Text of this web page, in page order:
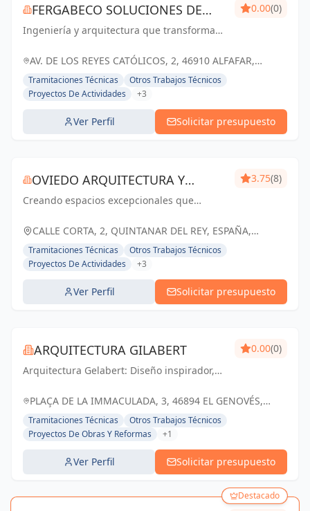
FERGABECO SOLUCIONES DE
INGENIERÍA
Ingeniería y arquitectura que transforma
futuro de Valencia.
0.00(0)
AV. DE LOS REYES CATÓLICOS, 2, 46910 ALFAFAR,
VALENCIA, ESPAÑA, España
Tramitaciones Técnicas
Otros Trabajos Técnicos
Proyectos De Actividades
+3
Ver Perfil Solicitar presupuesto
OVIEDO ARQUITECTURA Y
CONSTRUCCIÓN
Creando espacios excepcionales que
tiempo. Tu visión, nuestra pasión.
3.75(8)
CALLE CORTA, 2, QUINTANAR DEL REY, ESPAÑA,
España
Tramitaciones Técnicas
Otros Trabajos Técnicos
Proyectos De Actividades
+3
Ver Perfil Solicitar presupuesto
ARQUITECTURA GILABERT
Arquitectura Gelabert: Diseño inspirador,
enriquecen la vida.
0.00(0)
PLAÇA DE LA IMMACULADA, 3, 46894 EL GENOVÉS,
VALENCIA, ESPAÑA, España
Tramitaciones Técnicas
Otros Trabajos Técnicos
Proyectos De Obras Y Reformas
+1
Ver Perfil Solicitar presupuesto
Destacado